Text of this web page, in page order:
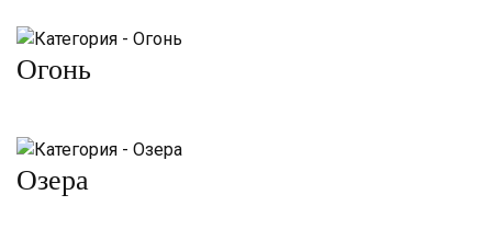
Огонь
Озера